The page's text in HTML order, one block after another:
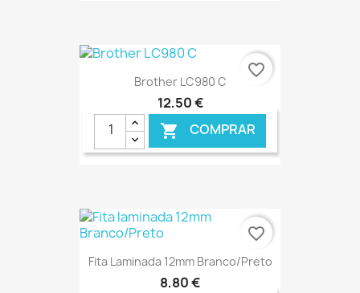
Brother LC980 C
12,50 €
 COMPRAR
€ ONLINE
favorite_border
Fita Laminada 12mm Branco/Preto
8,80 €
favorite_border